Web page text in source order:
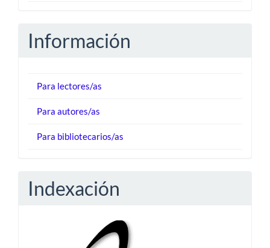
Información
Para lectores/as
Para autores/as
Para bibliotecarios/as
Indexación